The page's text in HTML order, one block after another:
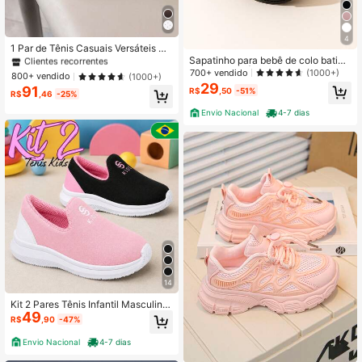
1 Par de Tênis Casuais Versáteis An
tiderrapantes de Moda Nova de Out
ono para Crianças Maiores
#9 Mais Vendido
Clientes recorrentes
#9 Mais Vendido
Clientes recorrentes
#9 Mais Vendido
Clientes recorrentes
#9 Mais Vendido
800+ vendido (1000+)
R$91 ,46 -25%
14
Kit 2 Pares Tênis Infantil Masculino
Feminino Calce Fácil Confortável L
eve Escolar Macio Meninos Menina
s
R$49 ,90 -47%
Envio Nacional 4-7 dias
4
Sapatinho para bebê de colo batiza
do- 14 ao 19 | Confortável, Macia e
Elegante
700+ vendido (1000+)
R$29 ,50 -51%
Envio Nacional 4-7 dias